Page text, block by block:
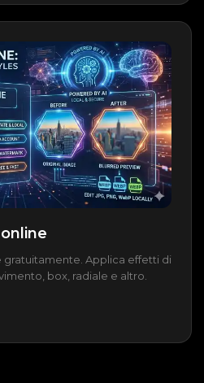
gratuitamente. Applica effetti di
box, radiale e altro.